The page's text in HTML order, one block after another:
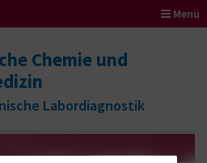
Menü
Chemie und
Labordiagnostik